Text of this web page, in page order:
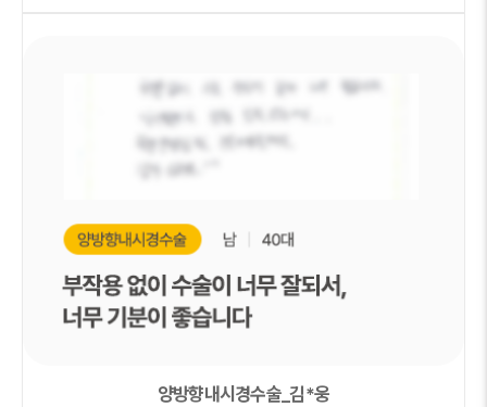
양방향내시경수술_김*웅